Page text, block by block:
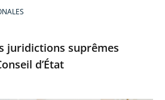
juridictions suprêmes
d’État